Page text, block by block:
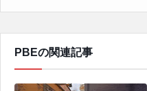
PBEの関連記事